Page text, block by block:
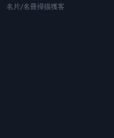
名片/名冊掃描獲客